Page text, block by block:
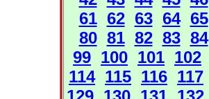
61 62 63 64 65
80 81 82 83 84
99 100 101 102
114 115 116 117